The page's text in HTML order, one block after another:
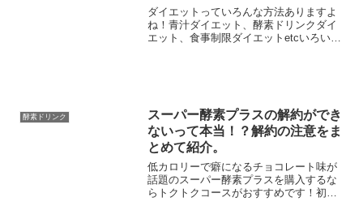
か検証します！
ダイエットっていろんな方法ありますよ
ね！青汁ダイエット、酵素ドリンクダイ
エット、食事制限ダイエットetcいろいろ
酵素ドリンク
スーパー酵素プラスの解約ができ
ないって本当！？解約の注意をま
とめて紹介。
低カロリーで癖になるチョコレート味が
話題のスーパー酵素プラスを購入するな
らトクトクコースがおすすめです！初回